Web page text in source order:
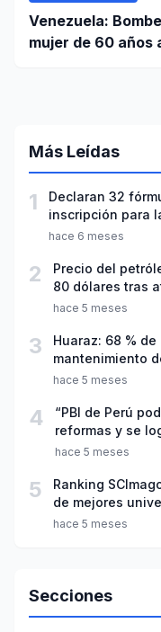
Venezuela:
mujer de 60 años
Más Leídas
1
Declaran 32
inscripción para
hace 6 meses
2
Precio del
80 dólares tras
hace 5 meses
3
Huaraz: 68 %
mantenimiento
año escolar 2026
hace 5 meses
4
“PBI de Perú
reformas y se
hace 5 meses
5
Ranking
de mejores
hace 5 meses
Secciones